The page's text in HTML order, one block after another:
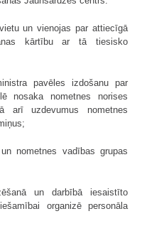
un vienojas par attiecīgā
kārtību ar tā tiesisko
pavēles izdošanu par
nosaka nometnes norises
arī uzdevumus nometnes
nometnes vadības grupas
un darbībā iesaistīto
organizē personāla